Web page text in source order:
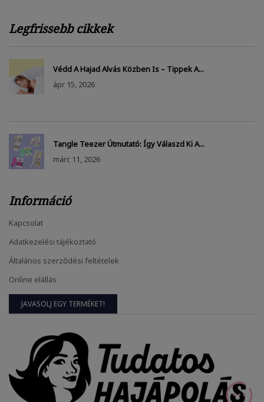
Legfrissebb cikkek
Védd A Hajad Alvás Közben Is – Tippek A...
ápr 15, 2026
Tangle Teezer Útmutató: Így Válaszd Ki A...
márc 11, 2026
Információ
Kapcsolat
Adatkezelési tájékoztató
Általános szerződési feltételek
Online elállás
JAVASOLJ EGY TERMÉKET!